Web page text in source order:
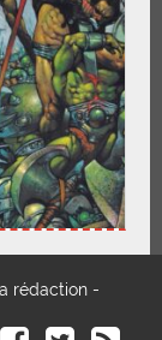
La rédaction -